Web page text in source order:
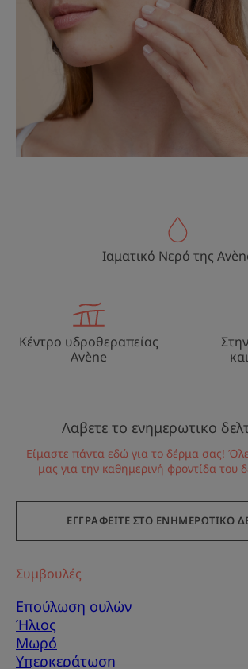
Ιαματικό Νερό της
Κέντρο υδροθεραπείας
Avène
Λαβετε το ενημερωτικο
Είμαστε πάντα εδώ για το δέρμα σας!
μας για την καθημερινή φροντίδα του
ΕΓΓΡΑΦΕΙΤΕ ΣΤΟ ΕΝΗΜΕΡΩΤΙΚΟ
Συμβουλές
Επούλωση ουλών
Ήλιος
Μωρό
Υπερκεράτωση